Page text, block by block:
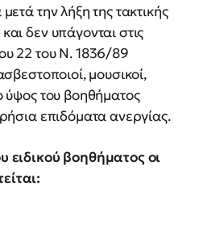
την λήξη της τακτικής
δεν υπάγονται στις
22 του Ν. 1836/89
μουσικοί,
ύψος του βοηθήματος
επιδόματα ανεργίας.
ειδικού βοηθήματος οι